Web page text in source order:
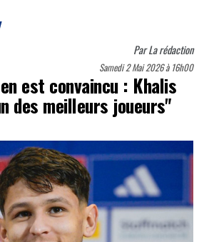
ParLa rédaction
Samedi 2 Mai 2026 à 16h00
est convaincu : Khalis
des meilleurs joueurs"